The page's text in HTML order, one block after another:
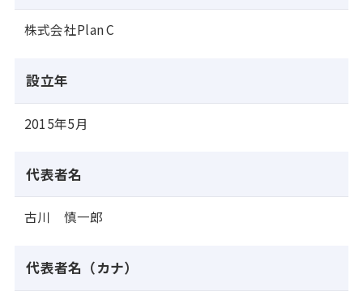
株式会社Plan C
設立年
2015年5月
代表者名
古川 慎一郎
代表者名（カナ）